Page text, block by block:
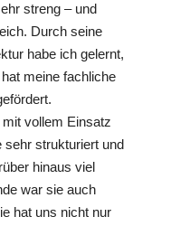
streng – und
Durch seine
habe ich gelernt,
meine fachliche
vollem Einsatz
sehr strukturiert und
hinaus viel
war sie auch
hat uns nicht nur